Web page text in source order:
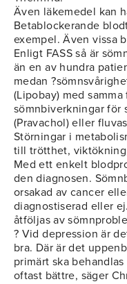
Även läkemedel kan
Betablockerande
exempel. Även vissa
Enligt FASS så är
än en av hundra
medan
(Lipobay) med
sömnbiverkningar för
(Pravachol) eller
Störningar i
till trötthet,
Med ett enkelt
den diagnosen.
orsakad av cancer
diagnostiserad eller
åtföljas av
? Vid depression är
bra. Där är det
primärt ska
oftast bättre, säger